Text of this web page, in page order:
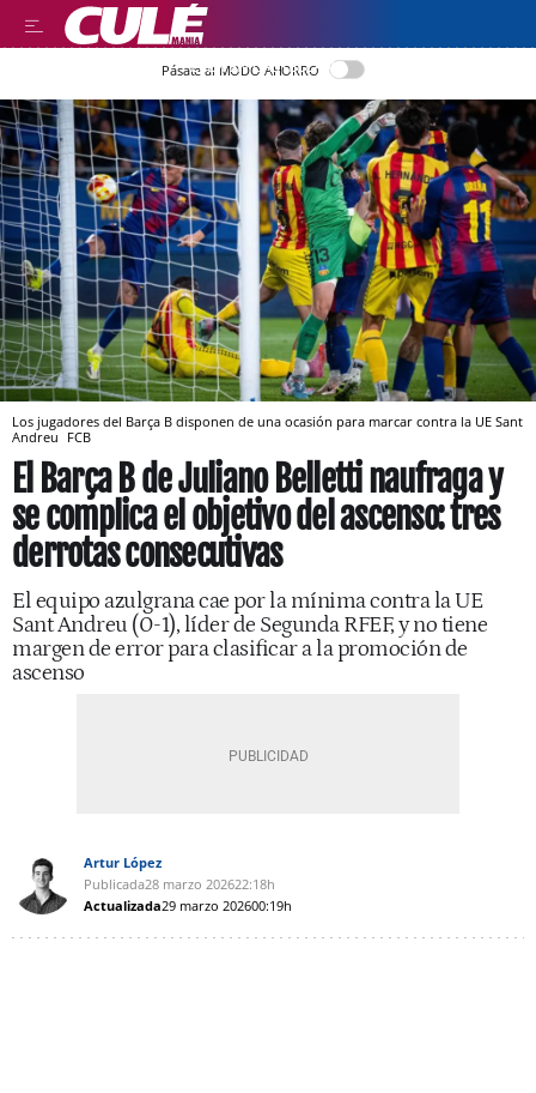
LEER EN CASTELLANO
Pásate al MODO AHORRO
Los jugadores del Barça B disponen de una ocasión para marcar contra la UE Sant
Andreu FCB
El Barça B de Juliano Belletti naufraga y
se complica el objetivo del ascenso: tres
derrotas consecutivas
El equipo azulgrana cae por la mínima contra la UE
Sant Andreu (0-1), líder de Segunda RFEF, y no tiene
margen de error para clasificar a la promoción de
ascenso
Artur López
Publicada28 marzo 202622:18h
Actualizada29 marzo 202600:19h